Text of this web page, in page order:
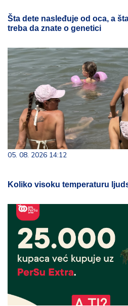
Šta dete nasleđuje od oca, a
treba da znate o genetici
05. 08. 2026 14:12
Koliko visoku temperaturu